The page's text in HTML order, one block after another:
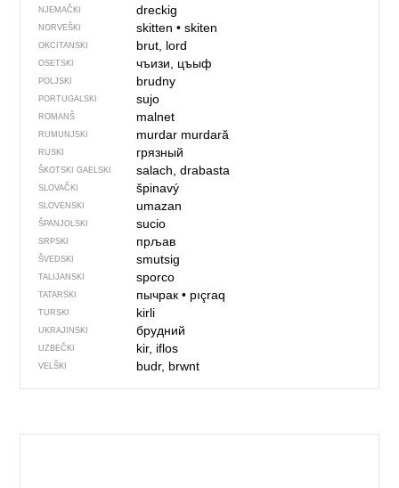
NJEMAČKI dreckig
NORVEŠKI skitten• skiten
OKCITANSKI brut, lord
OSETSKI чъизи, цъыф
POLJSKI brudny
PORTUGALSKI sujo
ROMANŠ malnet
RUMUNJSKI murdar murdară
RUSKI грязный
ŠKOTSKI GAELSKI salach, drabasta
SLOVAČKI špinavý
SLOVENSKI umazan
ŠPANJOLSKI sucio
SRPSKI прљав
ŠVEDSKI smutsig
TALIJANSKI sporco
TATARSKI пычрак• pıçraq
TURSKI kirli
UKRAJINSKI брудний
UZBEČKI kir, iflos
VELŠKI budr, brwnt